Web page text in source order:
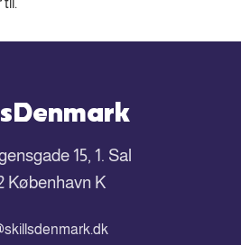
15, 1. Sal
København K